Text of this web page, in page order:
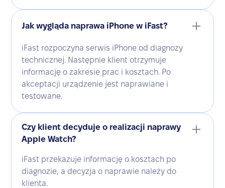
Jak wygląda naprawa iPhone w iFast?
iFast rozpoczyna serwis iPhone od diagnozy
technicznej. Następnie klient otrzymuje
informację o zakresie prac i kosztach. Po
akceptacji urządzenie jest naprawiane i
testowane.
Czy klient decyduje o realizacji naprawy
Apple Watch?
iFast przekazuje informację o kosztach po
diagnozie, a decyzja o naprawie należy do
klienta.